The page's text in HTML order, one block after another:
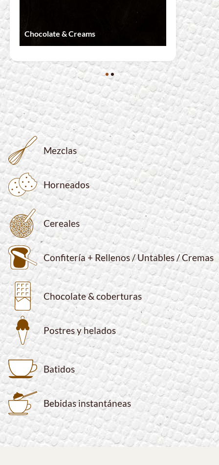
Chocolate & Creams
Bakery & Dairy
Chocolate & Creams
Mezclas
Horneados
Cereales
Confitería + Rellenos / Untables / Cremas
Chocolate & coberturas
Postres y helados
Batidos
Bebidas instantáneas